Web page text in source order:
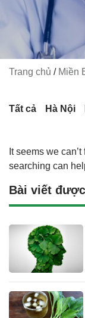
Trang chủ / Miền
Tất cả Hà Nội
It seems we
searching can
Bài viết